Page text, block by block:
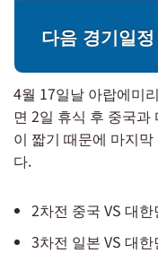
다음 경기일정
4월 17일날 아랍에미
면 2일 휴식 후 중국
이 짧기 때문에 마지
다.
2차전 중국 VS 대
3차전 일본 VS 대